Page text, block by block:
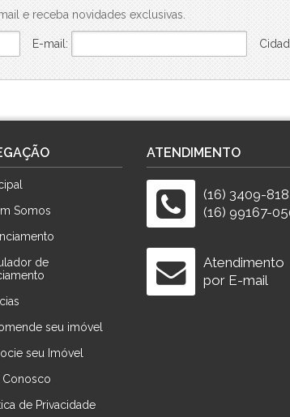
e receba novidades exclusivas.
E-mail:
Somos
de
seu imóvel
seu Imóvel
Conosco
de Privacidade
ATENDIMENTO
(16) 3409-
(16) 99167-
Atendimento
por E-mail